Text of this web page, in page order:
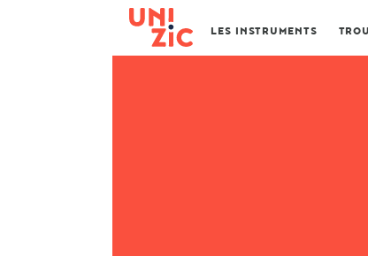
LES INSTRUMENTS